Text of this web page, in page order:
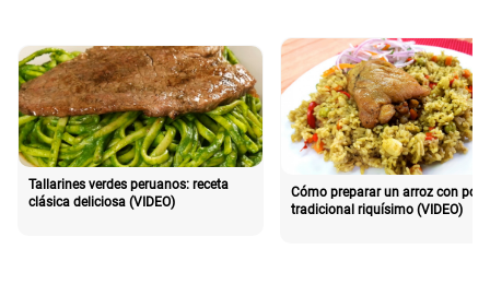
Tallarines verdes peruanos: receta
clásica deliciosa (VIDEO)
Cómo preparar un arroz con pollo
tradicional riquísimo (VIDEO)